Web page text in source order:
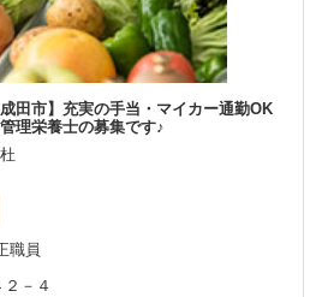
田市】充実の手当・マイカー通勤OK
理栄養士の募集です♪
職員
－４